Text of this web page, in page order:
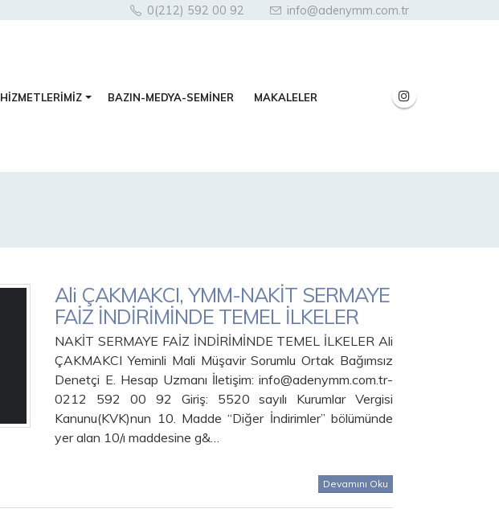
0(212) 592 00 92 info@adenymm.com.tr
HİZMETLERİMİZ BAZIN-MEDYA-SEMİNER MAKALELER
Ali ÇAKMAKCI, YMM-NAKİT SERMAYE
FAİZ İNDİRİMİNDE TEMEL İLKELER
NAKİT SERMAYE FAİZ İNDİRİMİNDE TEMEL İLKELER Ali
ÇAKMAKCI Yeminli Mali Müşavir Sorumlu Ortak Bağımsız
Denetçi E. Hesap Uzmanı İletişim: info@adenymm.com.tr-
0212 592 00 92 Giriş: 5520 sayılı Kurumlar Vergisi
Kanunu(KVK)nun 10. Madde “Diğer İndirimler” bölümünde
yer alan 10/ı maddesine g&…
Devamını Oku